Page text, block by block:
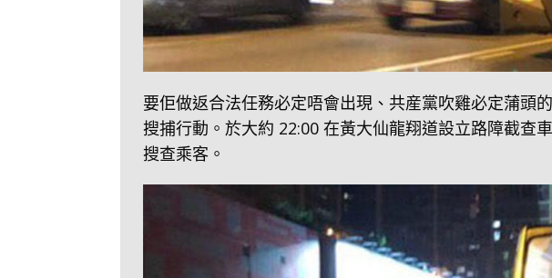
要佢做返合法任務必定唔會出現、共産黨吹雞必定蒲
搜捕行動。於大約 22:00 在黃大仙龍翔道設立路障截查
搜查乘客。